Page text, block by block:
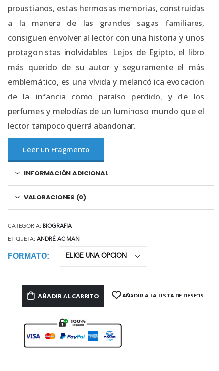
proustianos, estas hermosas memorias, construidas
a la manera de las grandes sagas familiares,
consiguen envolver al lector con una historia y unos
protagonistas inolvidables. Lejos de Egipto, el libro
más querido de su autor y seguramente el más
emblemático, es una vívida y melancólica evocación
de la infancia como paraíso perdido, y de los
perfumes y melodías de un luminoso mundo que el
lector tampoco querrá abandonar.
Leer un Fragmento
INFORMACIÓN ADICIONAL
VALORACIONES (0)
CATEGORÍA: BIOGRAFÍA
ETIQUETA: ANDRÉ ACIMAN
FORMATO
AÑADIR AL CARRITO AÑADIR A LA LISTA DE DESEOS